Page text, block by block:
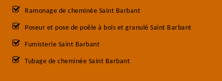
Ramonage de cheminée Saint Barbant
Poseur et pose de poêle à bois et granulé Saint Barbant
Fumisterie Saint Barbant
Tubage de cheminée Saint Barbant